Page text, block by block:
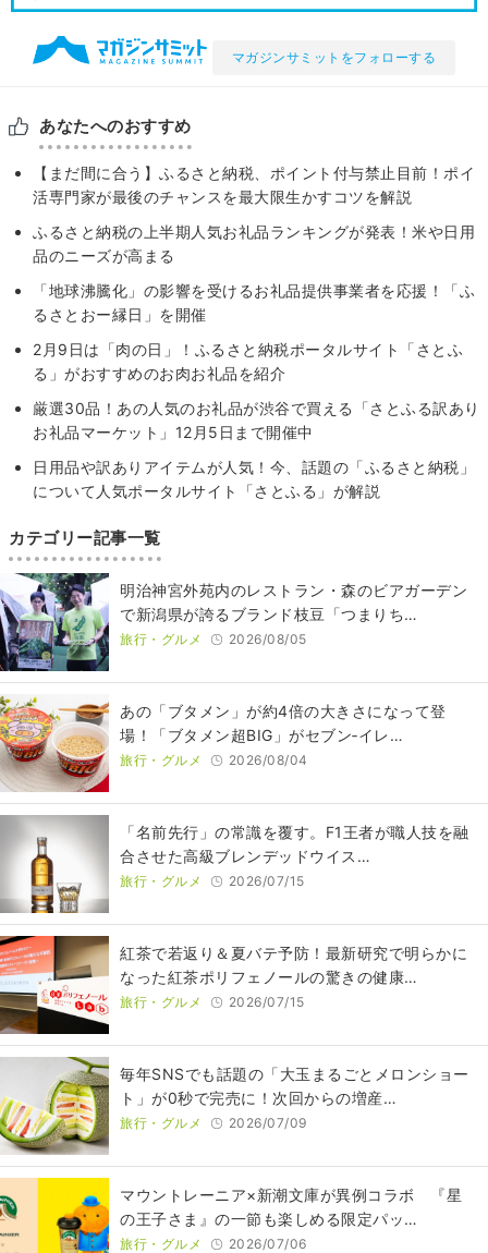
マガジンサミットをフォローする
あなたへのおすすめ
【まだ間に合う】ふるさと納税、ポイント付与禁止目前！ポイ
活専門家が最後のチャンスを最大限生かすコツを解説
ふるさと納税の上半期⼈気お礼品ランキングが発表！米や日用
品のニーズが高まる
「地球沸騰化」の影響を受けるお礼品提供事業者を応援！「ふ
るさとおー縁日」を開催
2月9日は「肉の日」！ふるさと納税ポータルサイト「さとふ
る」がおすすめのお肉お礼品を紹介
厳選30品！あの人気のお礼品が渋谷で買える「さとふる訳あり
お礼品マーケット」12月5日まで開催中
日用品や訳ありアイテムが人気！今、話題の「ふるさと納税」
について人気ポータルサイト「さとふる」が解説
カテゴリー記事一覧
明治神宮外苑内のレストラン・森のビアガーデン
で新潟県が誇るブランド枝豆「つまりち…
旅行・グルメ 2026/08/05
あの「ブタメン」が約4倍の大きさになって登
場！「ブタメン超BIG」がセブン‐イレ…
旅行・グルメ 2026/08/04
​​「名前先行」の常識を覆す。F1王者が職人技を融
合させた高級ブレンデッドウイス…
旅行・グルメ 2026/07/15
紅茶で若返り＆夏バテ予防！最新研究で明らかに
なった紅茶ポリフェノールの驚きの健康…
旅行・グルメ 2026/07/15
毎年SNSでも話題の「大玉まるごとメロンショー
ト」が0秒で完売に！次回からの増産…
旅行・グルメ 2026/07/09
マウントレーニア×新潮文庫が異例コラボ 『星
の王子さま』の一節も楽しめる限定パッ…
旅行・グルメ 2026/07/06